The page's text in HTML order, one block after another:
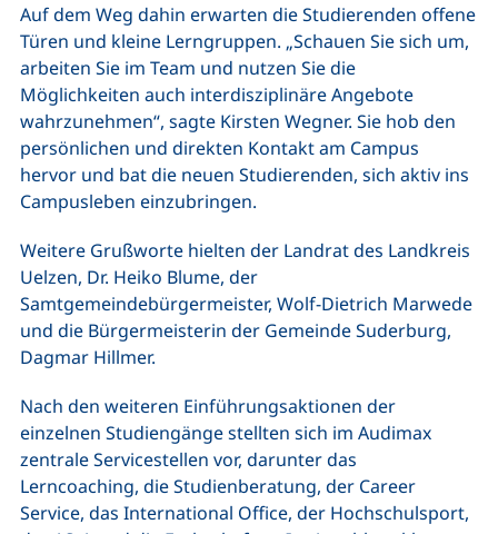
Auf dem Weg dahin erwarten die Studierenden offene
Türen und kleine Lerngruppen. „Schauen Sie sich um,
arbeiten Sie im Team und nutzen Sie die
Möglichkeiten auch interdisziplinäre Angebote
wahrzunehmen“, sagte Kirsten Wegner. Sie hob den
persönlichen und direkten Kontakt am Campus
hervor und bat die neuen Studierenden, sich aktiv ins
Campusleben einzubringen.
Weitere Grußworte hielten der Landrat des Landkreis
Uelzen, Dr. Heiko Blume, der
Samtgemeindebürgermeister, Wolf-Dietrich Marwede
und die Bürgermeisterin der Gemeinde Suderburg,
Dagmar Hillmer.
Nach den weiteren Einführungsaktionen der
einzelnen Studiengänge stellten sich im Audimax
zentrale Servicestellen vor, darunter das
Lerncoaching, die Studienberatung, der Career
Service, das International Office, der Hochschulsport,